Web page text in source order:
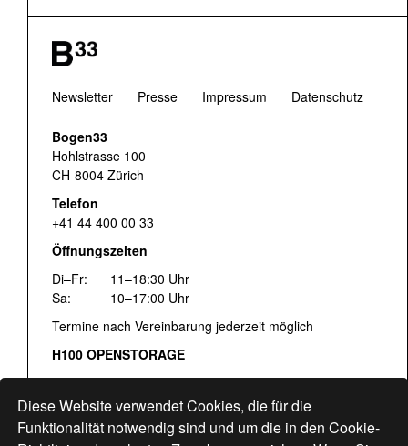
Diese Website verwendet Cookies, die für die
Funktionalität notwendig sind und um die in den Cookie-
Newsletter Presse Impressum Datenschutz
Bogen33
Hohlstrasse 100
CH-8004 Zürich
Telefon
+41 44 400 00 33
Öffnungszeiten
Di–Fr:
11–18:30 Uhr
Sa:
10–17:00 Uhr
Termine nach Vereinbarung jederzeit möglich
H100 OPENSTORAGE
Fr:
16:00–18:30 Uhr
Sa: 12:00–17:00 Uhr
Hohlstrasse 122